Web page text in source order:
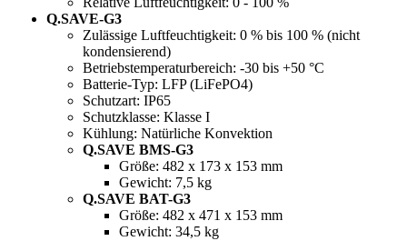
Q.SAVE-G3
Zulässige Luftfeuchtigkeit: 0 % bis 100 % (nicht
kondensierend)
Betriebstemperaturbereich: -30 bis +50 °C
Batterie-Typ: LFP (LiFePO4)
Schutzart: IP65
Schutzklasse: Klasse I
Kühlung: Natürliche Konvektion
Q.SAVE BMS-G3
Größe: 482 x 173 x 153 mm
Gewicht: 7,5 kg
Q.SAVE BAT-G3
Größe: 482 x 471 x 153 mm
Gewicht: 34,5 kg